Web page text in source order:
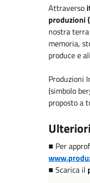
Attraverso
produzioni
nostra
memoria,
produce e
Produzioni
(simbolo
proposto a
■ Per
■ Scarica il